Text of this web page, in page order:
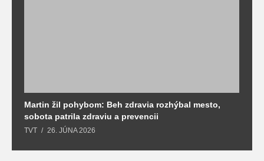
Martin žil pohybom: Beh zdravia rozhýbal mesto,
sobota patrila zdraviu a prevencii
TVT 26. JÚNA 2026